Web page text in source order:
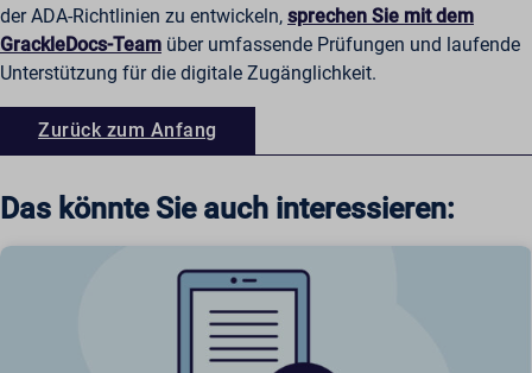
der ADA-Richtlinien zu entwickeln, sprechen Sie mit dem
GrackleDocs-Team über umfassende Prüfungen und laufende
Unterstützung für die digitale Zugänglichkeit.
Zurück zum Anfang
Das könnte Sie auch interessieren: